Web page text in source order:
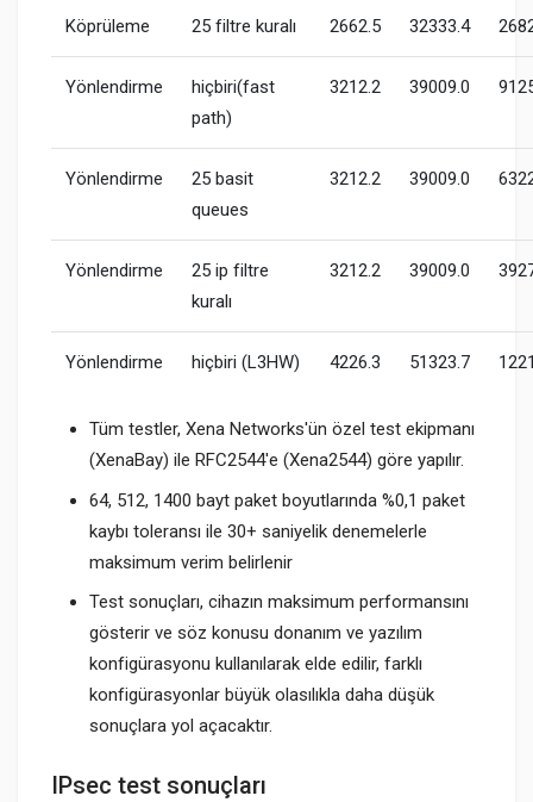
Köprüleme 25 filtre kuralı 2662.5 32333.4
Yönlendirme
hiçbiri(fast
path)
3212.2 39009.0
Yönlendirme
25 basit
queues
3212.2 39009.0
Yönlendirme
25 ip filtre
kuralı
3212.2 39009.0
Yönlendirme hiçbiri (L3HW) 4226.3 51323.7
Tüm testler, Xena Networks'ün özel test ekipmanı
(XenaBay) ile RFC2544'e (Xena2544) göre yapılır.
64, 512, 1400 bayt paket boyutlarında %0,1 paket
kaybı toleransı ile 30+ saniyelik denemelerle
maksimum verim belirlenir
Test sonuçları, cihazın maksimum performansını
gösterir ve söz konusu donanım ve yazılım
konfigürasyonu kullanılarak elde edilir, farklı
konfigürasyonlar büyük olasılıkla daha düşük
sonuçlara yol açacaktır.
IPsec test sonuçları